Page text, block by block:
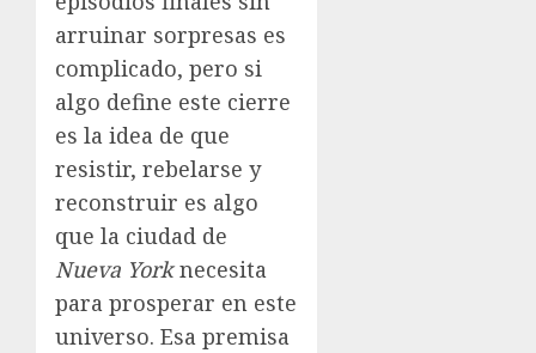
arruinar sorpresas es
complicado, pero si
algo define este cierre
es la idea de que
resistir, rebelarse y
reconstruir es algo
que la ciudad de
Nueva Yorknecesita
para prosperar en este
universo. Esa premisa